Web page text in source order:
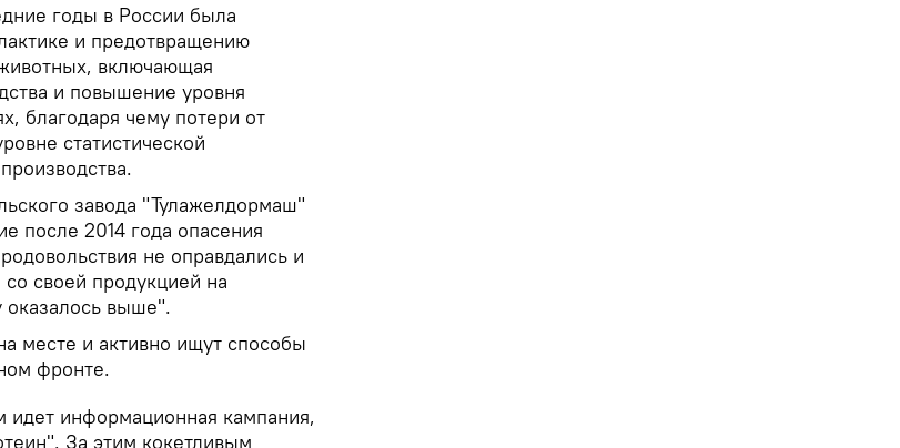
годы в России была
и предотвращению
включающая
и повышение уровня
благодаря чему потери от
статистической
завода "Тулажелдормаш"
после 2014 года опасения
не оправдались и
своей продукцией на
оказалось выше".
месте и активно ищут способы
фронте.
идет информационная кампания,
За этим кокетливым